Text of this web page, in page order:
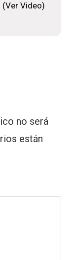
(Ver Video)
no será
están